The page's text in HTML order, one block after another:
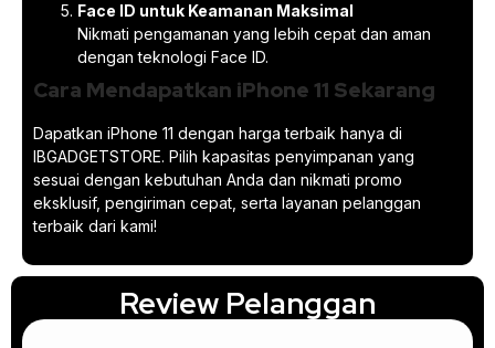
Face ID untuk Keamanan Maksimal
Nikmati pengamanan yang lebih cepat dan aman
dengan teknologi Face ID.
Cara Mendapatkan iPhone 11 Sekarang
Dapatkan iPhone 11 dengan harga terbaik hanya di
IBGADGETSTORE. Pilih kapasitas penyimpanan yang
sesuai dengan kebutuhan Anda dan nikmati promo
eksklusif, pengiriman cepat, serta layanan pelanggan
terbaik dari kami!
Review Pelanggan